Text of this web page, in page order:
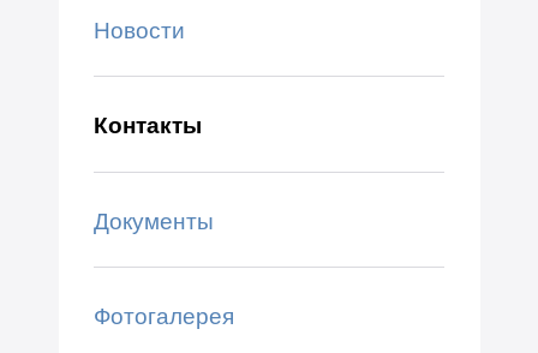
Новости
Контакты
Документы
Фотогалерея